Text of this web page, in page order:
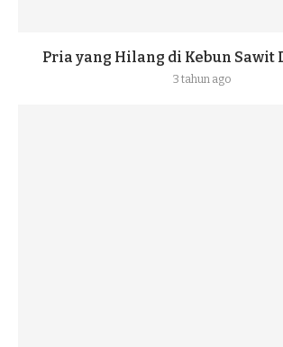
Pria yang Hilang di Kebun Sawit
3 tahun ago